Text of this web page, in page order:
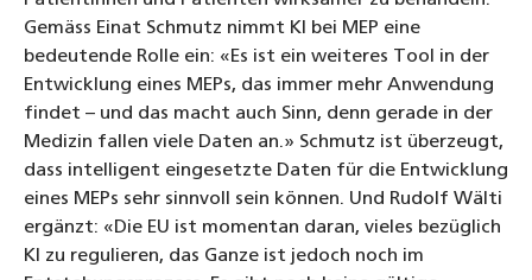
Gemäss Einat Schmutz nimmt KI bei MEP eine
bedeutende Rolle ein: «Es ist ein weiteres Tool in der
Entwicklung eines MEPs, das immer mehr Anwendung
findet – und das macht auch Sinn, denn gerade in der
Medizin fallen viele Daten an.» Schmutz ist überzeugt,
dass intelligent eingesetzte Daten für die Entwicklung
eines MEPs sehr sinnvoll sein können. Und Rudolf Wälti
ergänzt: «Die EU ist momentan daran, vieles bezüglich
KI zu regulieren, das Ganze ist jedoch noch im